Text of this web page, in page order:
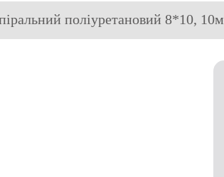
поліуретановий 8*10, 10м